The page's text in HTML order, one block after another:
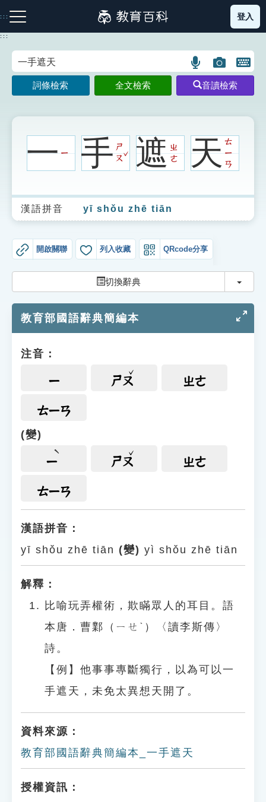
到
主
:::
注音索引圖示 筆畫索引圖示 部首索引表圖示
生字詞彙表
成語故事
索引選單
單字索引
遊戲專區
教學應用
貓頭鷹博士
登入
:::
語
言
搜
示
圖
片
搜
示
開
鍵
圖
詞條檢索 全文檢索 音讀檢索
一ㄧ 手ㄕ
ㄡ
ˇ遮ㄓ
ㄜ
天ㄊ
ㄧ
ㄢ
漢語拼音 yī shǒu zhē tiān
開啟關聯 列入收藏 QRcode分享
切換辭典 切換
教育部國語辭典簡編本
注音：
ㄧ ㄕㄡ ㄓㄜ
ㄊㄧㄢ
(變)
ㄧ ㄕㄡ ㄓㄜ
ㄊㄧㄢ
漢語拼音：
yī shǒu zhē tiān (變) yì shǒu zhē tiān
解釋：
比喻玩弄權術，欺瞞眾人的耳目。語
本唐．曹鄴（ㄧㄝˋ）〈讀李斯傳〉
詩。
【例】他事事專斷獨行，以為可以一
手遮天，未免太異想天開了。
資料來源：
教育部國語辭典簡編本_一手遮天
授權資訊：